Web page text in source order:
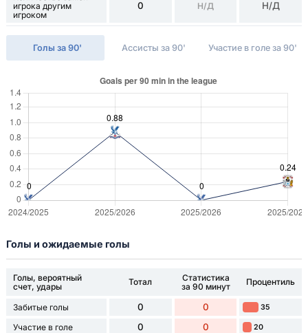
игрока другим
игроком
0 Н/Д Н/Д
Голы за 90' Ассисты за 90' Участие в голе за 90'
Голы и ожидаемые голы
Голы, вероятный
счет, удары
Тотал
Статистика
за 90 минут
Процентиль
Забитые голы 0 0 35
Участие в голе 0 0 20